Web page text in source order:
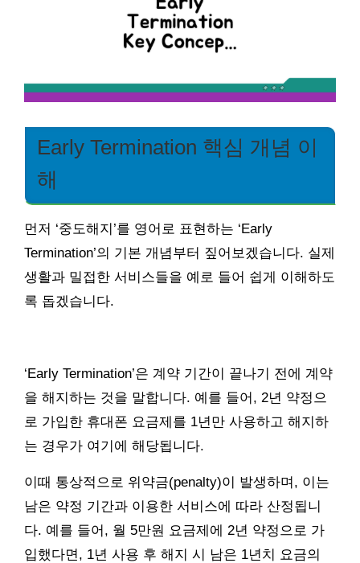
Early Termination 핵심 개념 이
해
먼저 ‘중도해지’를 영어로 표현하는 ‘Early
Termination’의 기본 개념부터 짚어보겠습니다. 실제
생활과 밀접한 서비스들을 예로 들어 쉽게 이해하도
록 돕겠습니다.
‘Early Termination’은 계약 기간이 끝나기 전에 계약
을 해지하는 것을 말합니다. 예를 들어, 2년 약정으
로 가입한 휴대폰 요금제를 1년만 사용하고 해지하
는 경우가 여기에 해당됩니다.
이때 통상적으로 위약금(penalty)이 발생하며, 이는
남은 약정 기간과 이용한 서비스에 따라 산정됩니
다. 예를 들어, 월 5만원 요금제에 2년 약정으로 가
입했다면, 1년 사용 후 해지 시 남은 1년치 요금의